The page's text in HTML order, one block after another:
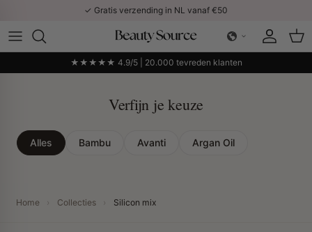
✓ Gratis verzending in NL vanaf €50
Account
★★★★★ 4.9/5 | 20.000 tevreden klanten
Verfijn je keuze
Alles Bambu Avanti Argan Oil
Home › Collecties › ⁠⁠Silicon mix